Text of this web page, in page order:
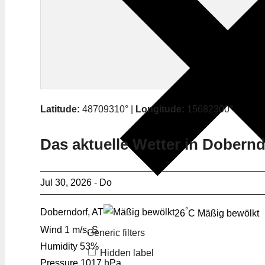
Generic filters
Hidden label
Latitude: 48709310° | Longitude: 15682300°
Das aktuelle Wetter in
Jul 30, 2026 - Do
Doberndorf, AT 26°C Mäßig bewölkt
Wind 1 m/s, S
Humidity 53%
Pressure 1017 hPa